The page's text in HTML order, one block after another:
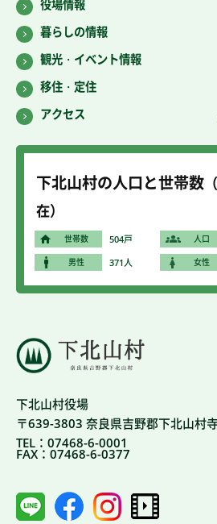
下北山村役場
〒639-3803 奈良県吉野郡下北山村
TEL：07468-6-0001
FAX：07468-6-0377
役場情報
暮らしの情報
観光・イベント情報
移住・定住
アクセス
下北山村の人口と世帯数
在）
世帯数 504戸 人口
男性 371人 女性